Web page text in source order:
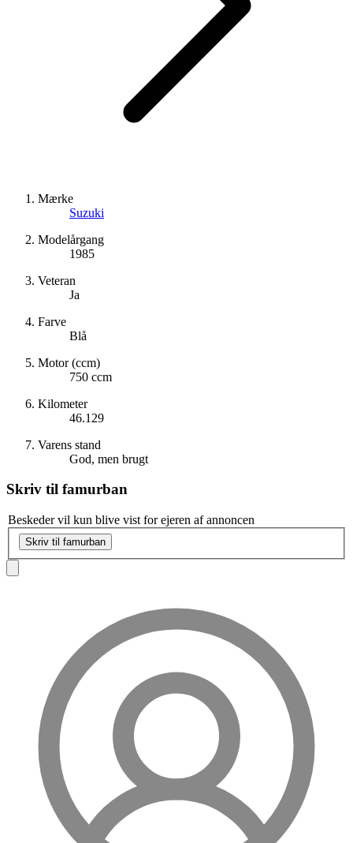
Mærke
Suzuki
Modelårgang
1985
Veteran
Ja
Farve
Blå
Motor (ccm)
750 ccm
Kilometer
46.129
Varens stand
God, men brugt
Skriv til famurban
Beskeder vil kun blive vist for ejeren af annoncen
Skriv til famurban